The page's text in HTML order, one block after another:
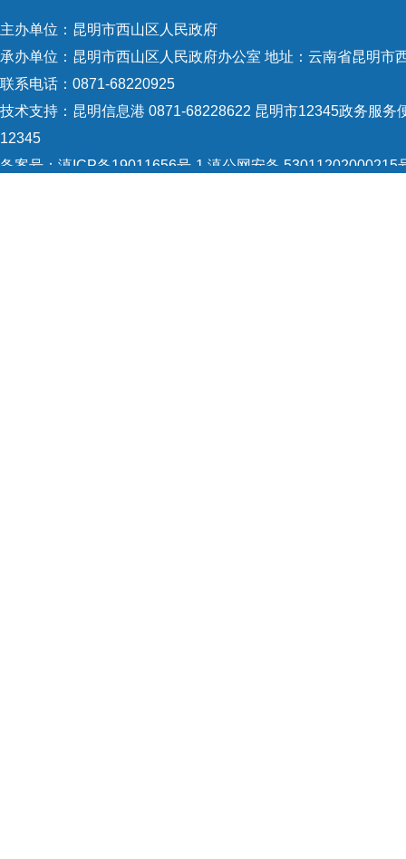
主办单位：昆明市西山区人民政府
承办单位：昆明市西山区人民政府办公室 地址：云南省昆明市
联系电话：0871-68220925
技术支持： 昆明信息港 0871-68228622 昆明市12345政务服务
12345
备案号： 滇ICP备19011656号-1 滇公网安备 53011202000215